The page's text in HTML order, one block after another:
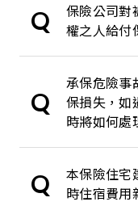
Q
保險公司對
權之人給付
Q
承保危險事
保損失，如
時將如何處
Q
本保險住宅
時住宿費用